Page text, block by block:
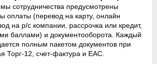
сотрудничества предусмотрены
оплаты (перевод на карту, онлайн
на р/c компании, рассрочка или кредит,
баллами) и документооборота. Каждый
полным пакетом документов при
Торг-12, счет-фактура и EAC.